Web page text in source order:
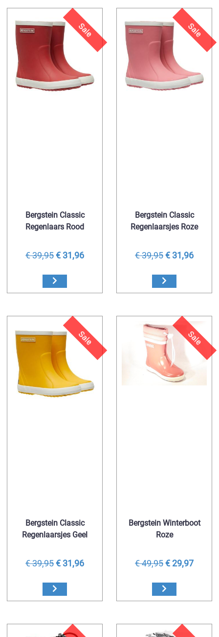
Sale
Bergstein Classic
Regenlaars Rood
€ 39,95€ 31,96
Sale
Bergstein Classic
Regenlaarsjes Roze
€ 39,95€ 31,96
Sale
Bergstein Classic
Regenlaarsjes Geel
€ 39,95€ 31,96
Sale
Bergstein Winterboot
Roze
€ 49,95€ 29,97